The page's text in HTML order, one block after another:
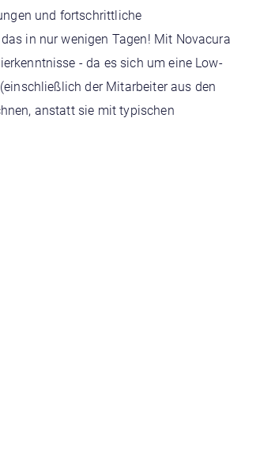
und fortschrittliche
in nur wenigen Tagen! Mit Novacura
- da es sich um eine Low-
der Mitarbeiter aus den
anstatt sie mit typischen